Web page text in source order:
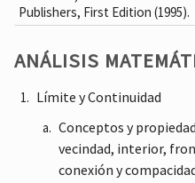
Publishers, First Edition (1995).
ANÁLISIS
Límite y Continuidad
Conceptos y
vecindad, interior,
conexión y